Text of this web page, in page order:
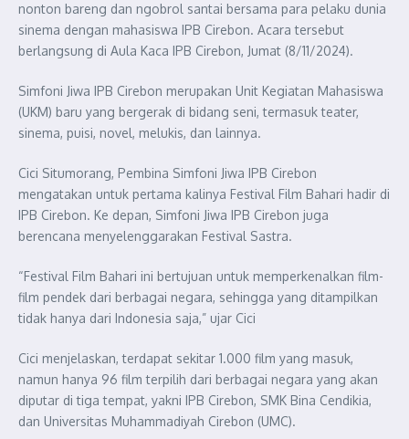
nonton bareng dan ngobrol santai bersama para pelaku dunia
sinema dengan mahasiswa IPB Cirebon. Acara tersebut
berlangsung di Aula Kaca IPB Cirebon, Jumat (8/11/2024).
Simfoni Jiwa IPB Cirebon merupakan Unit Kegiatan Mahasiswa
(UKM) baru yang bergerak di bidang seni, termasuk teater,
sinema, puisi, novel, melukis, dan lainnya.
Cici Situmorang, Pembina Simfoni Jiwa IPB Cirebon
mengatakan untuk pertama kalinya Festival Film Bahari hadir di
IPB Cirebon. Ke depan, Simfoni Jiwa IPB Cirebon juga
berencana menyelenggarakan Festival Sastra.
“Festival Film Bahari ini bertujuan untuk memperkenalkan film-
film pendek dari berbagai negara, sehingga yang ditampilkan
tidak hanya dari Indonesia saja,” ujar Cici
Cici menjelaskan, terdapat sekitar 1.000 film yang masuk,
namun hanya 96 film terpilih dari berbagai negara yang akan
diputar di tiga tempat, yakni IPB Cirebon, SMK Bina Cendikia,
dan Universitas Muhammadiyah Cirebon (UMC).